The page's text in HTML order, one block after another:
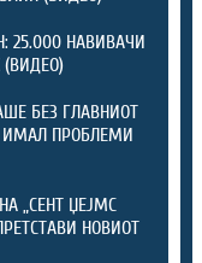
25.000 НАВИВАЧИ
(ВИДЕО)
БЕЗ ГЛАВНИОТ
ИМАЛ ПРОБЛЕМИ
„СЕНТ ЏЕЈМС
НОВИОТ